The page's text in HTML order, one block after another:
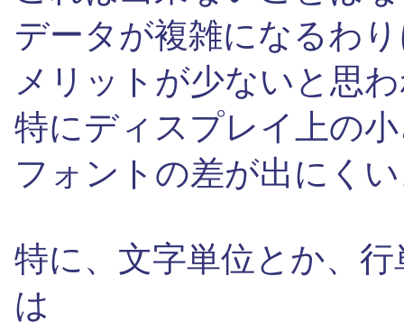
データが複雑になるわ
メリットが少ないと思
特にディスプレイ上の
フォントの差が出にく
特に、文字単位とか、
は